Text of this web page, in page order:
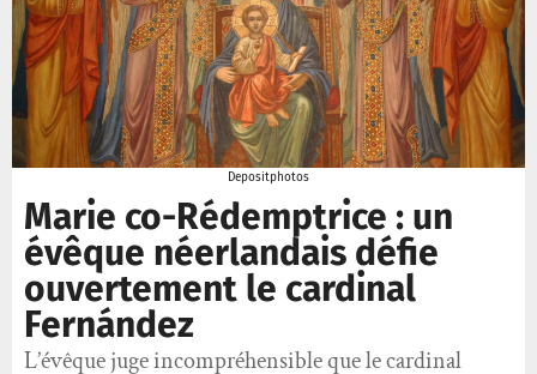
Depositphotos
Marie co-Rédemptrice : un
évêque néerlandais défie
ouvertement le cardinal
Fernández
L’évêque juge incompréhensible que le cardinal